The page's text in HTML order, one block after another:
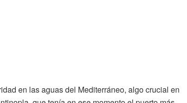
en las aguas del Mediterráneo, algo crucial en